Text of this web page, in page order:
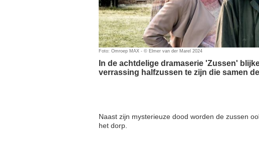
Foto: Omroep MAX - © Elmer van der Marel 2024
In de achtdelige dramaserie 'Zussen'
verrassing halfzussen te zijn die samen
Naast zijn mysterieuze dood worden de zussen
het dorp.